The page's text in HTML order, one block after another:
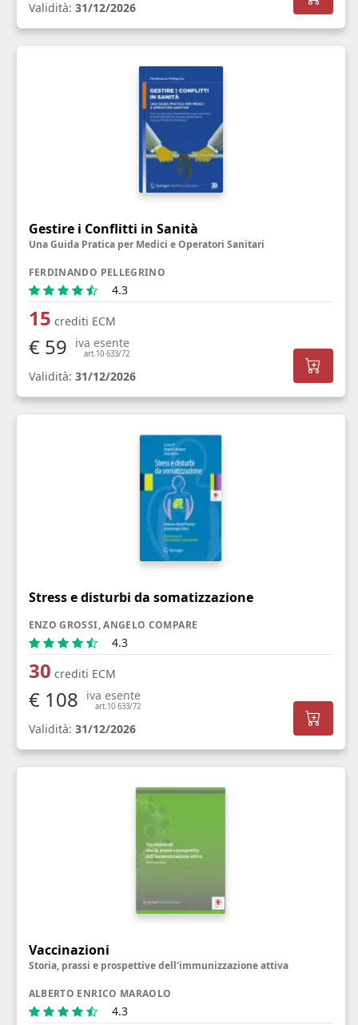
Validità: 31/12/2026
Gestire i Conflitti in Sanità
Una Guida Pratica per Medici e Operatori Sanitari
FERDINANDO PELLEGRINO
4.3
15 crediti ECM
€ 59 iva esente
art.10 633/72
Validità: 31/12/2026
Stress e disturbi da somatizzazione
ENZO GROSSI, ANGELO COMPARE
4.3
30 crediti ECM
€ 108 iva esente
art.10 633/72
Validità: 31/12/2026
Vaccinazioni
Storia, prassi e prospettive dell'immunizzazione attiva
ALBERTO ENRICO MARAOLO
4.3